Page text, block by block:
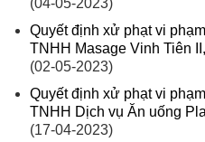
(04-05-2023)
Quyết định xử phạt vi
TNHH Masage Vinh Tiên
(02-05-2023)
Quyết định xử phạt vi
TNHH Dịch vụ Ăn uống
(17-04-2023)